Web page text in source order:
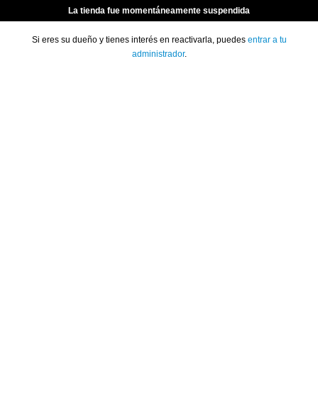
La tienda fue momentáneamente suspendida
Si eres su dueño y tienes interés en reactivarla, puedes entrar a tu
administrador.